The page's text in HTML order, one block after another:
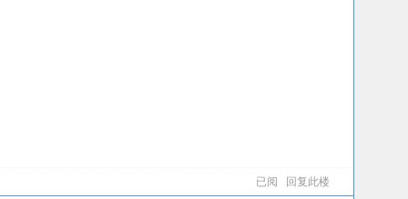
已阅 回复此楼